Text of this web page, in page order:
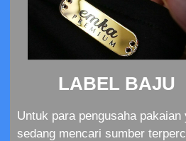
LABEL BAJU
Untuk para pengusaha pakaian
sedang mencari sumber